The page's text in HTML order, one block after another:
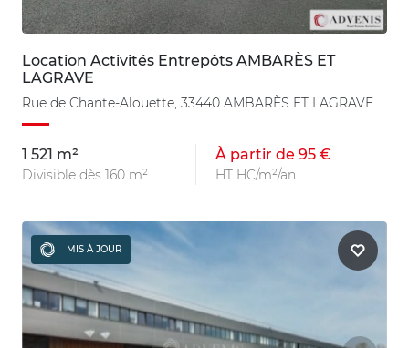
Location Activités Entrepôts AMBARÈS ET
LAGRAVE
Rue de Chante-Alouette, 33440 AMBARÈS ET LAGRAVE
1 521 m²
Divisible dès 160 m²
À partir de 95 €
HT HC/m²/an
MIS À JOUR